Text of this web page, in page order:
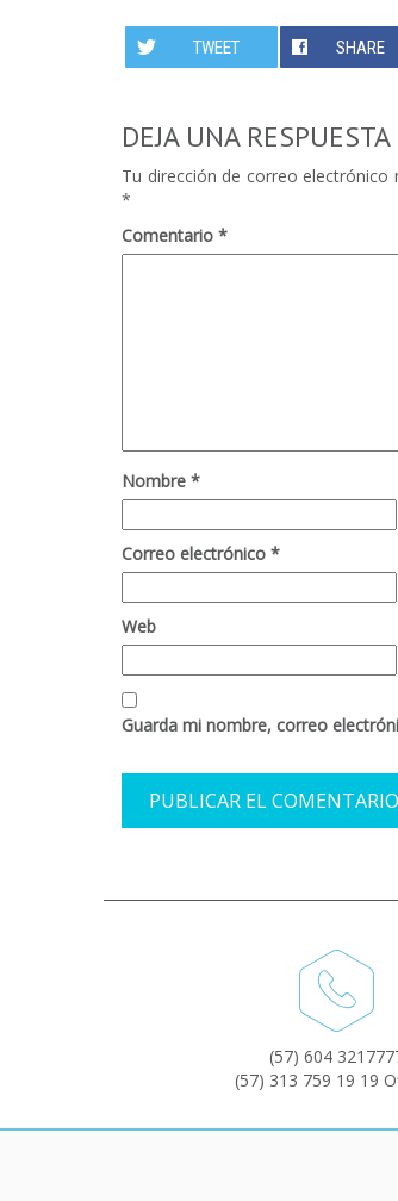
TWEET SHARE
DEJA UNA RESPUESTA
Tu dirección de correo electrónico
*
Comentario *
Nombre *
Correo electrónico *
Web
Guarda mi nombre, correo
(57) 604
(57) 313 759 19 19